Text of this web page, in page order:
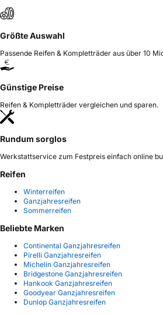
Größte Auswahl
Passende Reifen & Kompletträder aus über 10
Günstige Preise
Reifen & Kompletträder vergleichen und sparen.
Rundum sorglos
Werkstattservice zum Festpreis einfach online
Reifen
Winterreifen
Ganzjahresreifen
Sommerreifen
Beliebte Marken
Continental Ganzjahresreifen
Pirelli Ganzjahresreifen
Michelin Ganzjahresreifen
Bridgestone Ganzjahresreifen
Hankook Ganzjahresreifen
Goodyear Ganzjahresreifen
Dunlop Ganzjahresreifen